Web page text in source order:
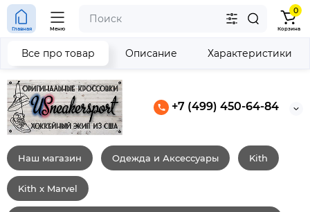
+7 (499) 450-64-84
Главная Меню
0
Корзина
Наш магазин Одежда и Аксессуары Kith
Kith x Marvel
Все про товар Описание Характеристики